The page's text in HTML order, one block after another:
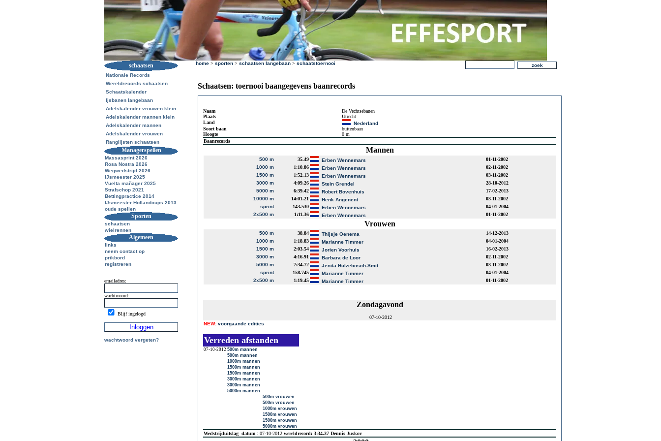
schaatsen
Nationale Records
Wereldrecords schaatsen
Schaatskalender
Ijsbanen langebaan
Adelskalender vrouwen klein
Adelskalender mannen klein
Adelskalender mannen
Adelskalender vrouwen
Ranglijsten schaatsen
Managerspellen
Massasprint 2026
Rosa Nostra 2026
Wegwedstrijd 2026
IJsmeester 2025
Vuelta mañager 2025
Strafschop 2021
Bettingpractice 2014
IJsmeester Hollandcups 2013
oude spellen
Sporten
schaatsen
wielrennen
Algemeen
links
neem contact op
prikbord
registreren
emailadres:
wachtwoord:
Blijf ingelogd
wachtwoord vergeten?
home > sporten > schaatsen langebaan > schaatstoernooi
Schaatsen: toernooi baangegevens baanrecords
Naam
De Vechtsebanen
Plaats
Utrecht
Land
Nederland
Soort baan
buitenbaan
Hoogte
0 m
Baanrecords
Mannen
500 m 35.49 Erben Wennemars
01-11-2002
1000 m
1:10.86 Erben Wennemars
02-11-2002
1500 m
1:52.13 Erben Wennemars
03-11-2002
3000 m
4:09.26 Stein Grendel
28-10-2012
5000 m
6:39.42 Robert Bovenhuis
17-02-2013
10000 m
14:01.21 Henk Angenent
03-11-2002
sprint
143.530 Erben Wennemars
04-01-2004
2x500 m
1:11.36 Erben Wennemars 01-11-2002
Vrouwen
500 m 38.84 Thijsje Oenema
14-12-2013
1000 m
1:18.83 Marianne Timmer
04-01-2004
1500 m
2:03.54 Jorien Voorhuis
16-02-2013
3000 m
4:16.91 Barbara de Loor
02-11-2002
5000 m
7:34.72 Jenita Hulzebosch-Smit
03-11-2002
sprint
158.745 Marianne Timmer
04-01-2004
2x500 m
1:19.45 Marianne Timmer 01-11-2002
Zondagavond
07-10-2012
NEW: voorgaande edities
Verreden afstanden
07-10-2012 500m mannen
500m mannen
1000m mannen
1500m mannen
1500m mannen
3000m mannen
3000m mannen
5000m mannen
500m vrouwen
500m vrouwen
1000m vrouwen
1500m vrouwen
1500m vrouwen
5000m vrouwen
Wedstrijduitslag datum : 07-10-2012 wereldrecord: 3:34.37 Dennis Juskov